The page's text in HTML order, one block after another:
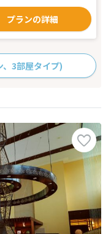
プランの詳細
、3部屋タイプ)